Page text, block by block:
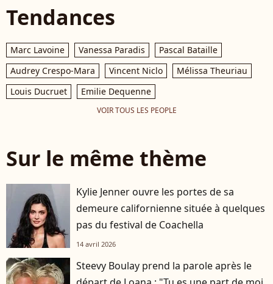
Tendances
Marc Lavoine Vanessa Paradis
Pascal Bataille
Audrey Crespo-Mara
Vincent Niclo
Mélissa Theuriau
Louis Ducruet
Emilie Dequenne
VOIR TOUS LES PEOPLE
Sur le même thème
Kylie Jenner ouvre les portes de sa
demeure californienne située à quelques
pas du festival de Coachella
14 avril 2026
Steevy Boulay prend la parole après le